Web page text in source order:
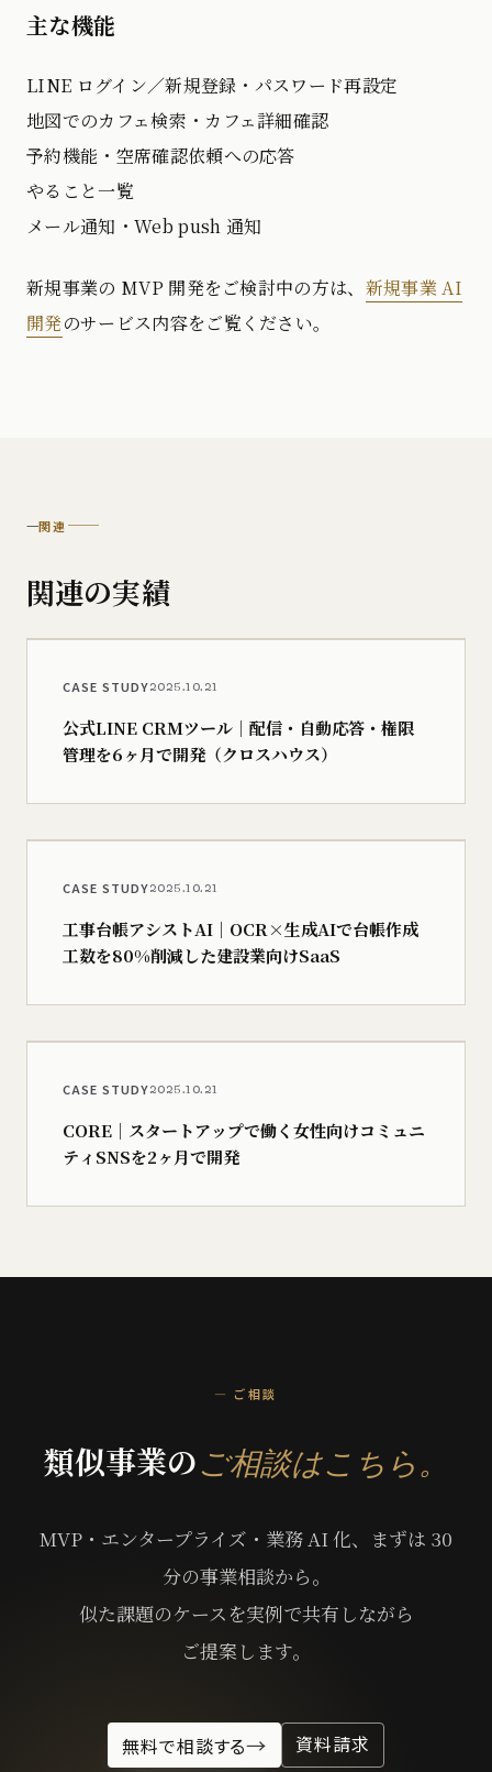
主な機能
LINE ログイン／新規登録・パスワード再設定
地図でのカフェ検索・カフェ詳細確認
予約機能・空席確認依頼への応答
やること一覧
メール通知・Web push 通知
新規事業の MVP 開発をご検討中の方は、 新規事業 AI
開発のサービス内容をご覧ください。
—関連
関連の​実績
CASE STUDY2025.10.21
公式LINE CRMツール｜配信・自動応答・権限
管理を6ヶ月で開発（クロスハウス）
CASE STUDY2025.10.21
工事台帳アシストAI｜OCR×生成AIで台帳作成
工数を80%削減した建設業向けSaaS
CASE STUDY2025.10.21
CORE｜スタートアップで働く女性向けコミュニ
ティSNSを2ヶ月で開発
— ご相談
類似事業の​ご相談は​こちら。
MVP・エンタープライズ・業務 AI 化、​まずは​ 30
分の​事業相談から。
似た​課題の​ケースを​実例で​共有しながら​
ご提案します。​
無料で相談する→ 資料請求